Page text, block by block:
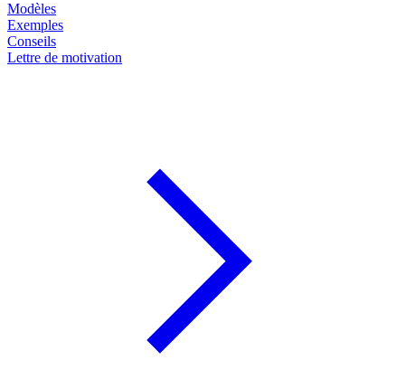
Modèles
Exemples
Conseils
Lettre de motivation